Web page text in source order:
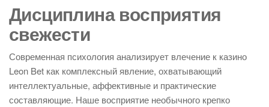
Дисциплина восприятия
свежести
Современная психология анализирует влечение к казино
Leon Bet как комплексный явление, охватывающий
интеллектуальные, аффективные и практические
составляющие. Наше восприятие необычного крепко